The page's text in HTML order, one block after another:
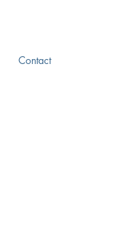
Contact